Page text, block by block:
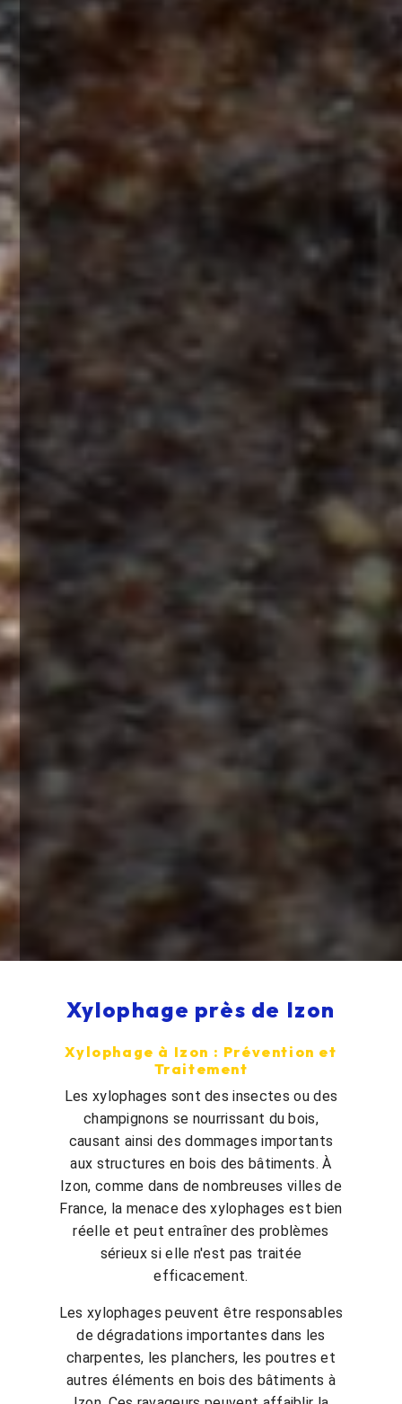
Xylophage près de Izon
Xylophage à Izon : Prévention et
Traitement
Les xylophages sont des insectes ou des
champignons se nourrissant du bois,
causant ainsi des dommages importants
aux structures en bois des bâtiments. À
Izon, comme dans de nombreuses villes de
France, la menace des xylophages est bien
réelle et peut entraîner des problèmes
sérieux si elle n'est pas traitée
efficacement.
Les xylophages peuvent être responsables
de dégradations importantes dans les
charpentes, les planchers, les poutres et
autres éléments en bois des bâtiments à